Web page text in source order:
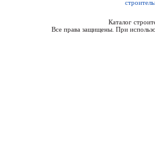
Каталог
Все права защищены. При